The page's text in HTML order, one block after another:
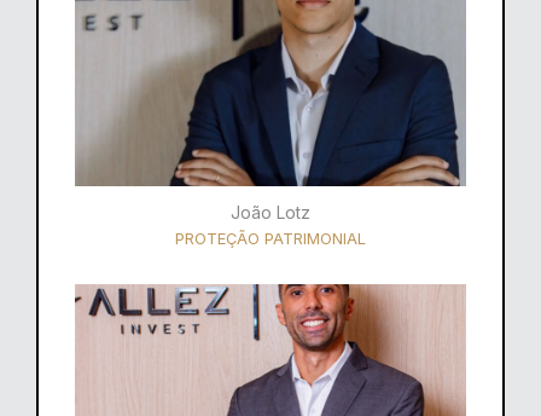
João Lotz
PROTEÇÃO PATRIMONIAL